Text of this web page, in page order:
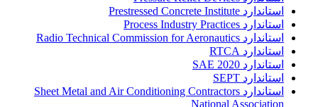
استاندارد Prestressed Concrete Institute
استاندارد Process Industry Practices
استاندارد Radio Technical Commission for Aeronautics
استاندارد RTCA
استاندارد SAE 2020
استاندارد SEPT
استاندارد Sheet Metal and Air Conditioning Contractors
National Association